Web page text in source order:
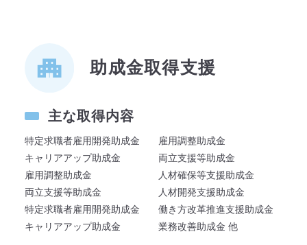
助成金取得支援
主な取得内容
特定求職者雇用開発助成金
キャリアアップ助成金
雇用調整助成金
両立支援等助成金
特定求職者雇用開発助成金
キャリアアップ助成金
雇用調整助成金
両立支援等助成金
人材確保等支援助成金
人材開発支援助成金
働き方改革推進支援助成金
業務改善助成金 他